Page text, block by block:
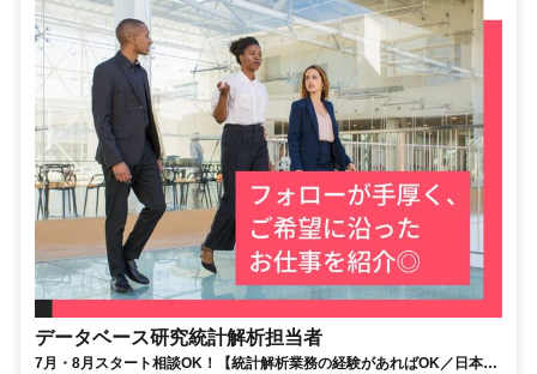
データベース研究統計解析担当者
7月・8月スタート相談OK！【統計解析業務の経験があればOK／日本全